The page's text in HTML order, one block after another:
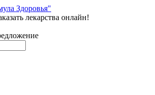
лекарства онлайн!